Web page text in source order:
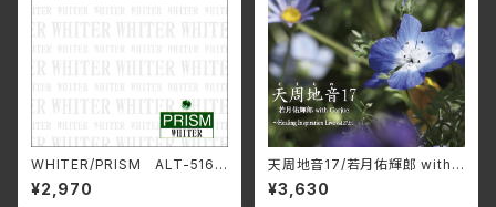
WHITER/PRISM ALT-516C
(仕様:CD)
¥2,970
天周地音17/若月佑輝郎 with
Garjue TXTH-0043(仕様:
CD)
¥3,630